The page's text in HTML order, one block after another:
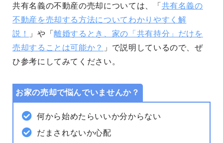
共有名義の不動産の売却については、「 共有名義の
不動産を売却する方法についてわかりやすく解
説！
」や「離婚するとき、家の「共有持分」だけを
売却することは可能か？ 」で説明しているので、ぜ
ひ参考にしてみてください。
お家の売却で悩んでいませんか？
何から始めたらいいか分からない
だまされないか心配